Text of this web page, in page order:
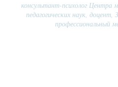
консультант-психолог Центра
педагогических наук,
профессиональный